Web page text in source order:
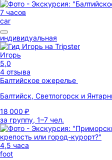
7 часов
car
индивидуальная
Игорь
5,0
4 отзыва
Балтийское ожерелье
Балтийск, Светлогорск и
18 000 ₽
за группу, 1–7 чел.
4,5 часа
foot